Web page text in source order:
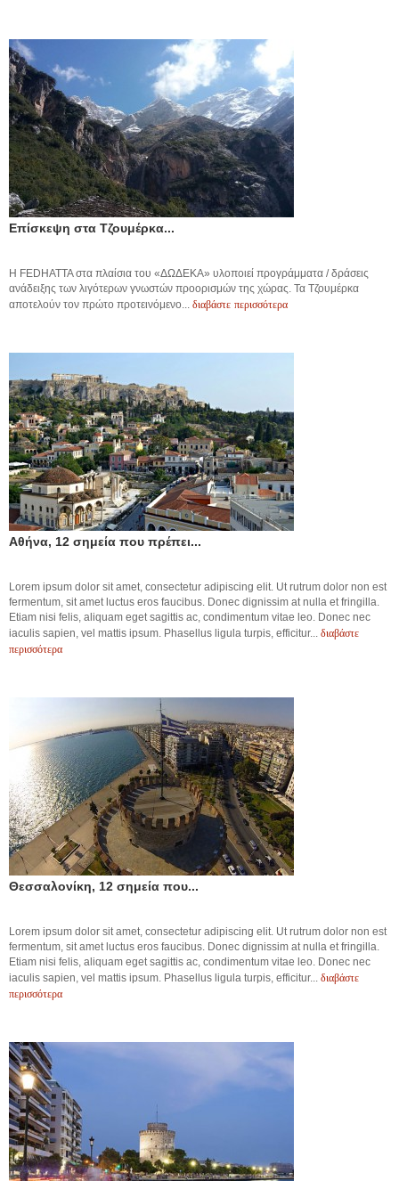
Επίσκεψη στα Τζουμέρκα...
Η FEDHATTA στα πλαίσια του «ΔΩΔΕΚΑ» υλοποιεί προγράμματα / δράσεις
ανάδειξης των λιγότερων γνωστών προορισμών της χώρας. Τα Τζουμέρκα
αποτελούν τον πρώτο προτεινόμενο... διαβάστε περισσότερα
Αθήνα, 12 σημεία που πρέπει...
Lorem ipsum dolor sit amet, consectetur adipiscing elit. Ut rutrum dolor non est
fermentum, sit amet luctus eros faucibus. Donec dignissim at nulla et fringilla.
Etiam nisi felis, aliquam eget sagittis ac, condimentum vitae leo. Donec nec
iaculis sapien, vel mattis ipsum. Phasellus ligula turpis, efficitur... διαβάστε
περισσότερα
Θεσσαλονίκη, 12 σημεία που...
Lorem ipsum dolor sit amet, consectetur adipiscing elit. Ut rutrum dolor non est
fermentum, sit amet luctus eros faucibus. Donec dignissim at nulla et fringilla.
Etiam nisi felis, aliquam eget sagittis ac, condimentum vitae leo. Donec nec
iaculis sapien, vel mattis ipsum. Phasellus ligula turpis, efficitur... διαβάστε
περισσότερα